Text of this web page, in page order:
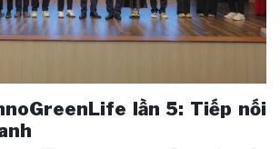
lần 5: Tiếp nối